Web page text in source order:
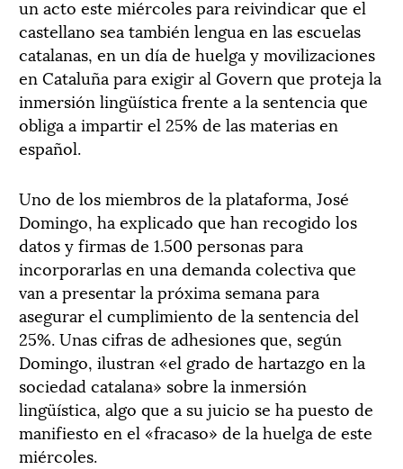
un acto este miércoles para reivindicar que el
castellano sea también lengua en las escuelas
catalanas, en un día de huelga y movilizaciones
en Cataluña para exigir al Govern que proteja la
inmersión lingüística frente a la sentencia que
obliga a impartir el 25% de las materias en
español.
Uno de los miembros de la plataforma, José
Domingo, ha explicado que han recogido los
datos y firmas de 1.500 personas para
incorporarlas en una demanda colectiva que
van a presentar la próxima semana para
asegurar el cumplimiento de la sentencia del
25%. Unas cifras de adhesiones que, según
Domingo, ilustran «el grado de hartazgo en la
sociedad catalana» sobre la inmersión
lingüística, algo que a su juicio se ha puesto de
manifiesto en el «fracaso» de la huelga de este
miércoles.